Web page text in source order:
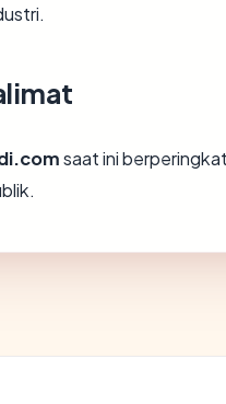
saat ini berperingkat